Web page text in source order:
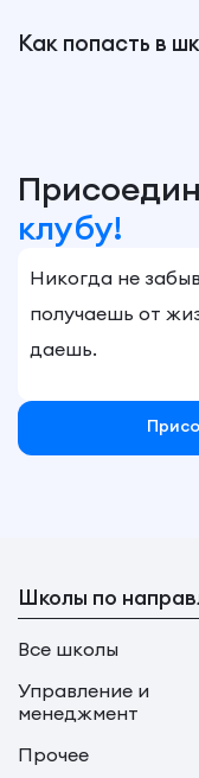
Как попасть в
клубу!
Никогда не
получаешь от
даешь.
Школы по
Все школы
Управление и
менеджмент
Прочее